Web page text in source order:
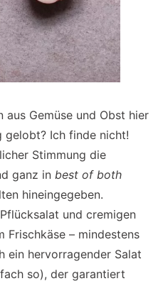
Gemüse und Obst hier
Ich finde nicht!
Stimmung die
ganz in best of both
hineingegeben.
und cremigen
Frischkäse – mindestens
ein hervorragender Salat
so), der garantiert